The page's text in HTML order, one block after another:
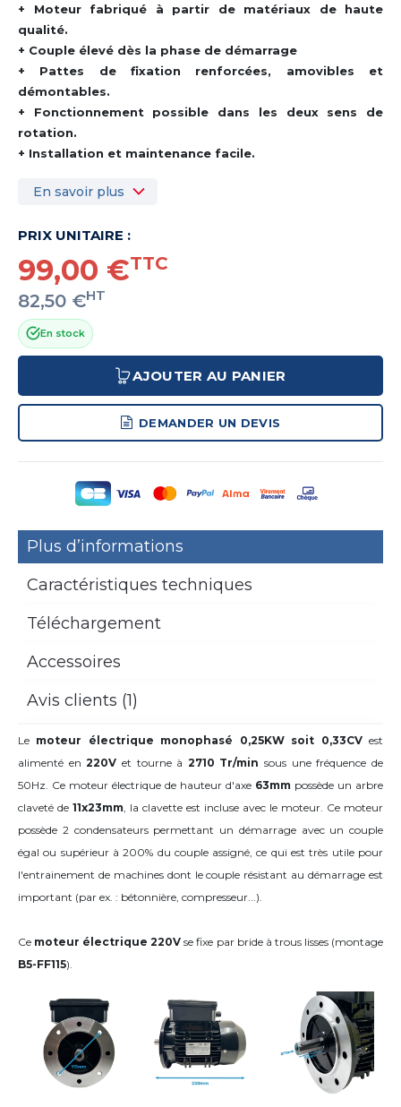
+ Moteur fabriqué à partir de matériaux de haute
qualité.
+ Couple élevé dès la phase de démarrage
+ Pattes de fixation renforcées, amovibles et
démontables.
+ Fonctionnement possible dans les deux sens de
rotation.
+ Installation et maintenance facile.
En savoir plus
PRIX UNITAIRE :
99,00 €TTC
82,50 €HT
En stock
AJOUTER AU PANIER
DEMANDER UN DEVIS
Plus d’informations
Caractéristiques techniques
Téléchargement
Accessoires
Avis clients (1)
Le moteur électrique monophasé 0,25KW soit 0,33CVest
alimenté en220V et tourne à 2710 Tr/min sous une fréquence de
50Hz. Ce moteur électrique de hauteur d'axe 63mm possède un arbre
claveté de 11x23mm, la clavette est incluse avec le moteur. Ce moteur
possède 2 condensateurs permettant un démarrage avec un couple
égal ou supérieur à 200% du couple assigné, ce qui est très utile pour
l'entrainement de machines dont le couple résistant au démarrage est
important (par ex. : bétonnière, compresseur...).
Ce moteur électrique 220V se fixe par bride à trous lisses (montage
B5-FF115).